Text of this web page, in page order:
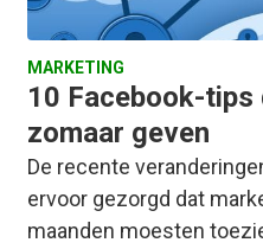
MARKETING
10 Facebook-
zomaar geven
De recente
ervoor gezorgd dat
maanden moesten